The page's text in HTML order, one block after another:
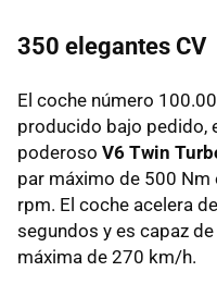
350 elegantes CV
El coche número
producido bajo pedido,
poderoso V6 Twin
par máximo de 500
rpm. El coche acelera
segundos y es capaz
máxima de 270 km/h.